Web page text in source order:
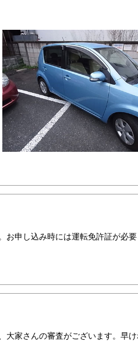
お申し込み時には運転免許証が必要
大家さんの審査がございます。早